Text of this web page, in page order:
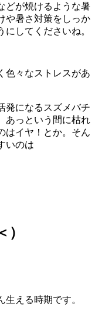
どが焼けるような暑
や暑さ対策をしっか
してくださいね。
色々なストレスがあ
発になるスズメバチ
あっという間に枯れ
はイヤ！とか。そん
いのは
える時期です。